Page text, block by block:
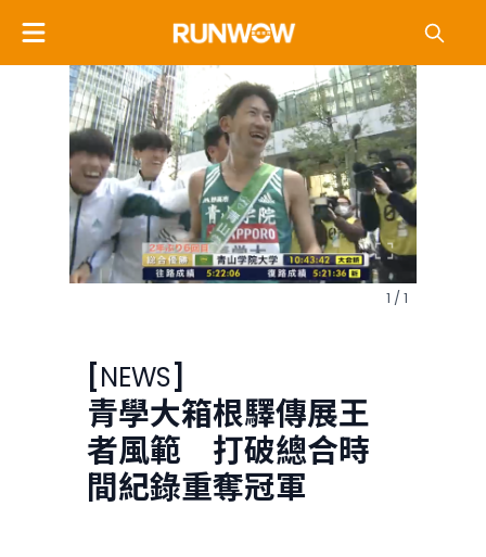
1 / 1
[NEWS]
青學大箱根驛傳展王
者風範 打破總合時
間紀錄重奪冠軍